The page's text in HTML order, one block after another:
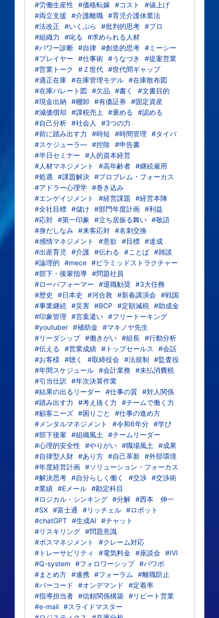
#労働生産性
#価格転嫁 #コスト
#値上げ
#両立支援
#介護離職 #育児介護休業法
#法改正
#いくぷら #批判的思考 #プロ
#組織力
#叱る
#求められる人材
#パワー診断 #自律 #創造的思考 #ミーシー
#プレイヤー
#仕事術 #うなづき
#提案営業
#営業トーク
#Ｚ世代 #世代間ギャップ
#適正在庫 #在庫管理モデル #在庫散布図
#在庫パレート図
#欠品 #書く
#文書目的
#現金出納
#棚卸 #有価証券
#固定資産
#減価償却
#課税売上 #褒める
#認める
#自己分析 #社会人
#3つの力
#前に踏み出す力
#時短 #時間管理
#タイパ
#スケジューラ― #控除
#申告書
#半日セミナー
#人的資本経営
#人材マネジメント
#高年齢者 #継続雇用
#処遇
#課題解決 #プロブレム・フォーカス
#アドラー心理学 #巻き込み
#エンゲイジメント
#経営課題
#経営本陣
#全社目標 #儲け #部門年度計画 #利益
#応対 #第一印象 #立ち居振る舞い #敬語
#身だしなみ #来客応対 #名刺交換
#感情マネジメント
#意欲 #目標 #達成
#出産育児
#介護 #伝わる #ことば #雑談
#論理的
#mece #ピラミッドストラクチャー
#部下・後輩指導 #問題社員
#ローパフォーマー
#退職勧奨 #3大任務
#歴史
#日本史 #河合敦 #新春講演会 #戦国
#事業継続 #災害 #BCP #定額減税 #助成金
#印象管理
#言葉遣い #フリートーキング
#youtuber #補助金
#マキノヤ先生
#リーダシップ #働きがい #組長 #行動分析
#伝える
#営業成績 #トップセールス
#会話
#お客様
#聴く #取締役会 #法規制
#監査役
#年間スケジュール #会計業務
#未払消費税
#引当仕訳
#年次決算作業
#結果の出るリーダー
#仕事の質 #対人関係
#踏み出す力
#考え抜く力
#チームで働く力
#顧客ニーズ #困りごと
#仕事の進め方
#メンタルマネジメント
#令和6年分 #学び
#部下後輩 #組織風土
#チームリーダー
#心理的安全性
#やりがい #職場風土
#成果
#自律型人財 #あり方 #自己革新 #外部環境
#年度経営計画 #ソリューション・フォーカス
#解決思考 #自分らしく働く #交渉 #交渉術
#業績 #Eメール #勘定科目
#ロジカル・シンキング #分解 #西本 伸一
#SX #富士通 #リッチェル #ロボット
#chatGPT #生成AI
#チャット
#リスキリング #問題意識
#ボスマネジメント
#クレーム対応
#トレーサビリティ
#電気料金 #座談会 #IVI
#Q-system
#フォロワーシップ #パワポ
#まとめ方 #連携 #フォーラム
#離職防止
#バーコード
#オンデマンド
#定着率
#指導担当者 #信頼関係構築 #リピート営業
#e-mail #スライドマスター